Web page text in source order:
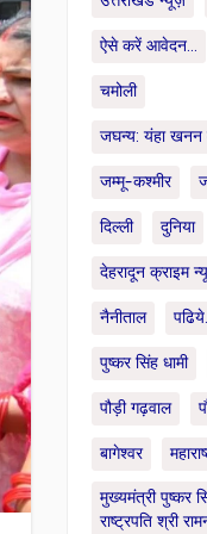
ऐसे करें आवेदन...
चमोली
जघन्य: यंहा खनन
जम्मू-कश्मीर
दिल्ली दुनिया
देहरादून क्राइम
नैनीताल
पुष्कर सिंह धामी
पौड़ी गढ़वाल
बागेश्वर
मुख्यमंत्री पुष्कर
राष्ट्रपति श्री